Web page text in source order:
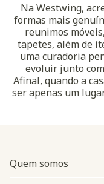
Na Westwing,
formas mais
reunimos
tapetes, além de
uma curadoria
evoluir junto
Afinal, quando a
ser apenas um
Quem somos